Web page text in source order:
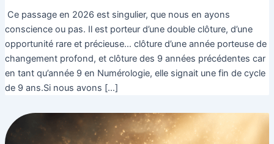
Ce passage en 2026 est singulier, que nous en ayons
conscience ou pas. Il est porteur d’une double clôture, d’une
opportunité rare et précieuse… clôture d’une année porteuse de
changement profond, et clôture des 9 années précédentes car
en tant qu’année 9 en Numérologie, elle signait une fin de cycle
de 9 ans.Si nous avons […]